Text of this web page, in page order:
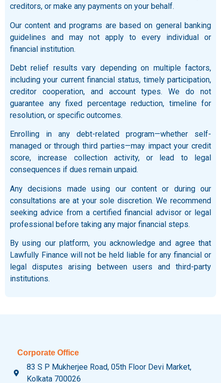
creditors, or make any payments on your behalf.
Our content and programs are based on general banking
guidelines and may not apply to every individual or
financial institution.
Debt relief results vary depending on multiple factors,
including your current financial status, timely participation,
creditor cooperation, and account types. We do not
guarantee any fixed percentage reduction, timeline for
resolution, or specific outcomes.
Enrolling in any debt-related program—whether self-
managed or through third parties—may impact your credit
score, increase collection activity, or lead to legal
consequences if dues remain unpaid.
Any decisions made using our content or during our
consultations are at your sole discretion. We recommend
seeking advice from a certified financial advisor or legal
professional before taking any major financial steps.
By using our platform, you acknowledge and agree that
Lawfully Finance will not be held liable for any financial or
legal disputes arising between users and third-party
institutions.
Corporate Office
83 S P Mukherjee Road, 05th Floor Devi Market,
Kolkata 700026